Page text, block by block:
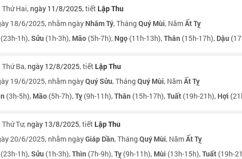
Thứ Hai, ngày 11/8/2025, tiết Lập Thu
18/6/2025, nhằm ngày Nhâm Tý, Tháng Quý Mùi, NămẤt Tỵ
(23h-1h),Sửu (1h-3h), Mão (5h-7h), Ngọ (11h-13h),Thân (15h-17h), Dậu
Thứ Ba, ngày 12/8/2025, tiết Lập Thu
19/6/2025, nhằm ngàyQuý Sửu, Tháng Quý Mùi, NămẤt Tỵ
(3h-5h), Mão (5h-7h),Tỵ (9h-11h),Thân (15h-17h),Tuất (19h-21h), Hợi
Thứ Tư, ngày 13/8/2025, tiết Lập Thu
20/6/2025, nhằm ngàyGiáp Dần, Tháng Quý Mùi, NămẤt Tỵ
(23h-1h),Sửu (1h-3h),Thìn (7h-9h),Tỵ (9h-11h), Mùi (13h-15h),Tuất (19h-